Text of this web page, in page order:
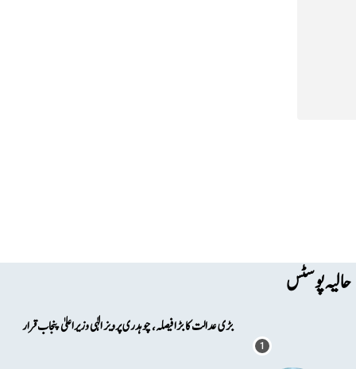
حالیہ پوسٹس
بڑی عدالت کا بڑا فیصلہ، چوہدری پرویز الٰہی وزیراعلیٰ پنجاب قرار